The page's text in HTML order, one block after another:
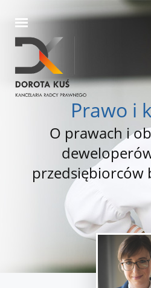
Prawo i
O prawach i
przedsiębiorców